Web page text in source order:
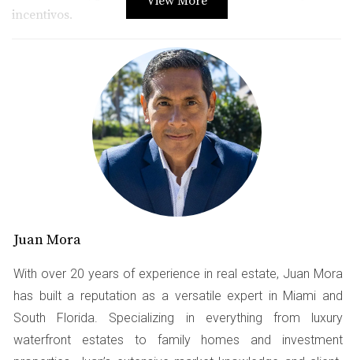
incentivos.
Los préstamos FHA son populares entre los compradores
primerizos debido a su bajo pago inicial. Estos préstamos
están respaldados por la Administración Federal de
Vivienda y permiten pagos iniciales tan bajos como el
Programas Estatales
Florida Housing Finance Corporation, que proporciona
ayuda financiera. Estos programas pueden ofrecer
asistencia en el pago inicial o costos de cierre.
Subvenciones locales
Juan Mora
With over 20 years of experience in real estate, Juan Mora
has built a reputation as a versatile expert in Miami and
South Florida. Specializing in everything from luxury
waterfront estates to family homes and investment